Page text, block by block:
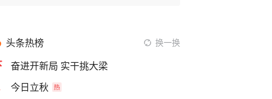
头条热榜 换一换
奋进开新局 实干挑大梁
今日立秋